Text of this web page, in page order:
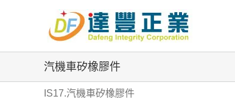
汽機車矽橡膠件
IS17.汽機車矽橡膠件